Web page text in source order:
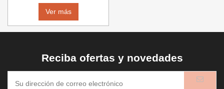
Ver más
Reciba ofertas y novedades